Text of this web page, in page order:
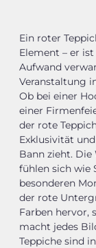
Ein roter
Element – er
Aufwand
Veranstaltung
Ob bei einer
einer
der rote
Exklusivität
Bann zieht.
fühlen sich wie
besonderen
der rote
Farben hervor,
macht jedes
Teppiche sind